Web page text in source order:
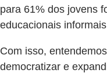
para 61% dos jovens
educacionais
Com isso,
democratizar e